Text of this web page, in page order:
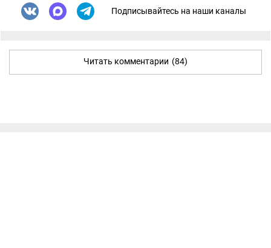
Подписывайтесь на наши каналы
Читать комментарии (84)